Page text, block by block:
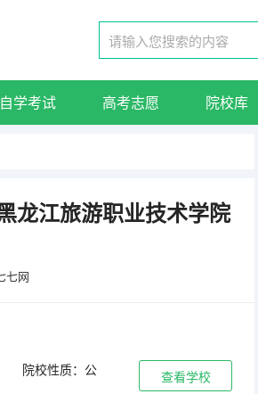
自学考试 高考志愿 院校库
龙江旅游职业技术学院
七网
院校性质：公
查看学校